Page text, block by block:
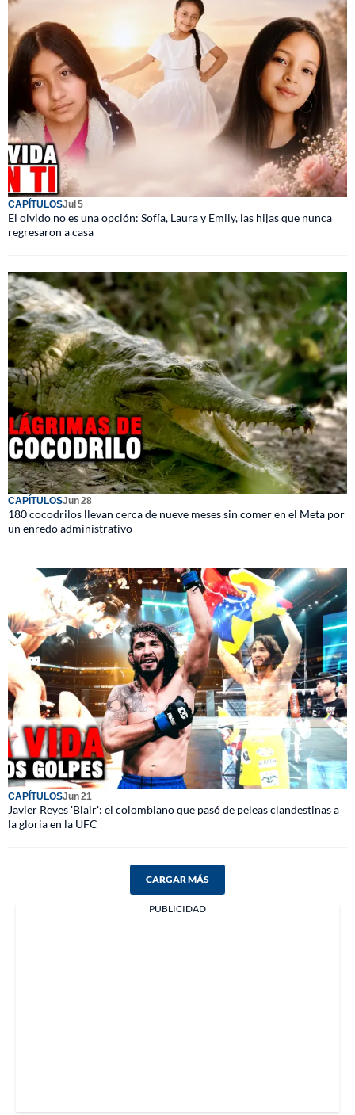
CAPÍTULOSJul 5
El olvido no es una opción: Sofía, Laura y Emily, las hijas que nunca
regresaron a casa
CAPÍTULOSJun 28
180 cocodrilos llevan cerca de nueve meses sin comer en el Meta por
un enredo administrativo
CAPÍTULOSJun 21
Javier Reyes 'Blair': el colombiano que pasó de peleas clandestinas a
la gloria en la UFC
CARGAR MÁS
PUBLICIDAD